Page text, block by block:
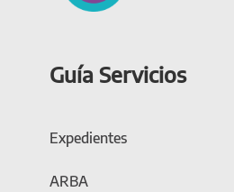
Guía Servicios
Expedientes
ARBA